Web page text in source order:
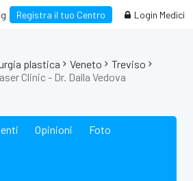
Registra il tuo Centro Login Medici
plastica Veneto
Treviso
Clinic - Dr. Dalla Vedova
Opinioni
Foto